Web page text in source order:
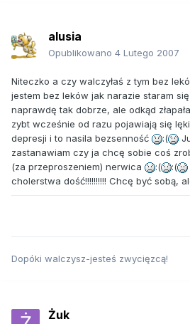
alusia
Opublikowano 4 Lutego 2007
Niteczko a czy walczyłaś z tym bez
jestem bez leków jak narazie staram
naprawdę tak dobrze, ale odkąd
zybt wcześnie od razu pojawiają się
depresji i to nasila bezsenność
:(
zastanawiam czy ja chcę sobie coś
(za przeproszeniem) nerwica
:( :(
cholerstwa dość!!!!!!!!!! Chcę być sobą,
Dopóki walczysz-jesteś zwycięzcą!
Żuk